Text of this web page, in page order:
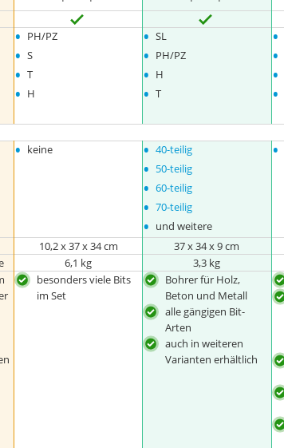
• PH/PZ
• S
• T
• H
• SL
• PH/PZ
• H
• T
•
•
•
•
• keine • 40-teilig
• 50-teilig
• 60-teilig
• 70-teilig
• und weitere
•
10,2 x 37 x 34 cm 37 x 34 x 9 cm
6,1 kg 3,3 kg
besonders viele Bits
im Set
Bohrer für Holz,
Beton und Metall
alle gängigen Bit-
Arten
auch in weiteren
Varianten erhältlich